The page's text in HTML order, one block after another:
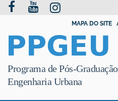
MAPA DO SITE
PPGEU
Programa de Pós-
Engenharia Urbana